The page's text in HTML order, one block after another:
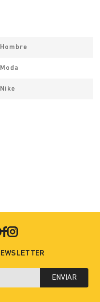
Hombre
Moda
Nike
ENVIAR